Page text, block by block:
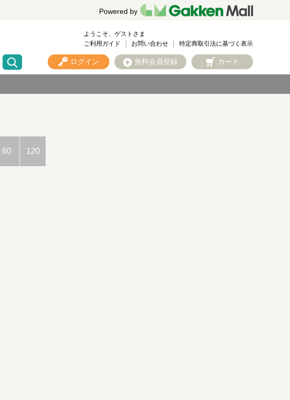
Powered by
ようこそ、ゲストさま
ご利用ガイド
お問い合わせ 特定商取引法に基づく表示
ログイン 無料会員登録 カート
60 120